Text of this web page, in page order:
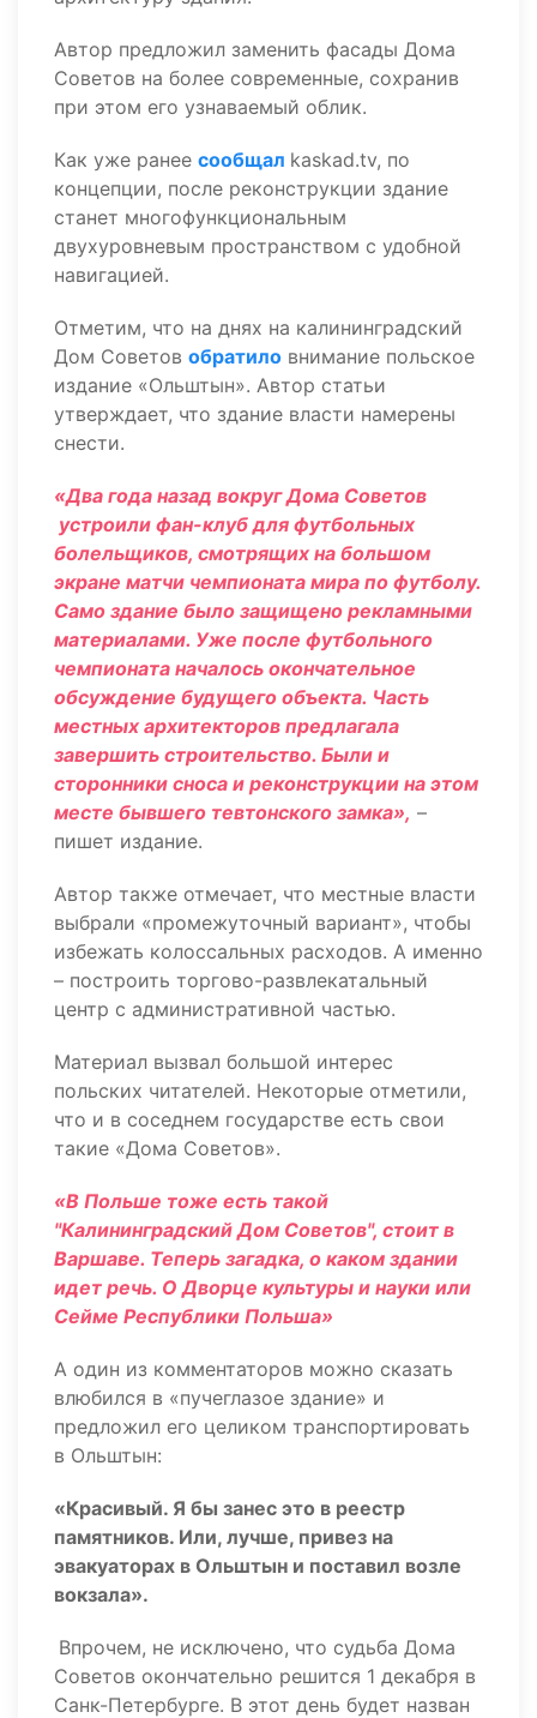
Автор предложил заменить фасады Дома
Советов на более современные, сохранив
при этом его узнаваемый облик.
Как уже ранее сообщал kaskad.tv, по
концепции, после реконструкции здание
станет многофункциональным
двухуровневым пространством с удобной
навигацией.
Отметим, что на днях на калининградский
Дом Советов обратило внимание польское
издание «Ольштын». Автор статьи
утверждает, что здание власти намерены
снести.
«Два года назад вокруг Дома Советов
устроили фан-клуб для футбольных
болельщиков, смотрящих на большом
экране матчи чемпионата мира по футболу.
Само здание было защищено рекламными
материалами. Уже после футбольного
чемпионата началось окончательное
обсуждение будущего объекта. Часть
местных архитекторов предлагала
завершить строительство. Были и
сторонники сноса и реконструкции на этом
месте бывшего тевтонского замка», –
пишет издание.
Автор также отмечает, что местные власти
выбрали «промежуточный вариант», чтобы
избежать колоссальных расходов. А именно
– построить торгово-развлекатальный
центр с административной частью.
Материал вызвал большой интерес
польских читателей. Некоторые отметили,
что и в соседнем государстве есть свои
такие «Дома Советов».
«В Польше тоже есть такой
"Калининградский Дом Советов", стоит в
Варшаве. Теперь загадка, о каком здании
идет речь. О Дворце культуры и науки или
Сейме Республики Польша»
А один из комментаторов можно сказать
влюбился в «пучеглазое здание» и
предложил его целиком транспортировать
в Ольштын:
«Красивый. Я бы занес это в реестр
памятников. Или, лучше, привез на
эвакуаторах в Ольштын и поставил возле
вокзала».
Впрочем, не исключено, что судьба Дома
Советов окончательно решится 1 декабря в
Санк-Петербурге. В этот день будет назван